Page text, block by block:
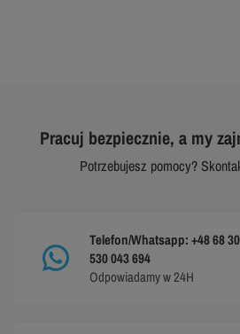
Pracuj bezpiecznie, a my
Potrzebujesz pomocy?
Telefon/Whatsapp: +48 68
530 043 694
Odpowiadamy w 24H